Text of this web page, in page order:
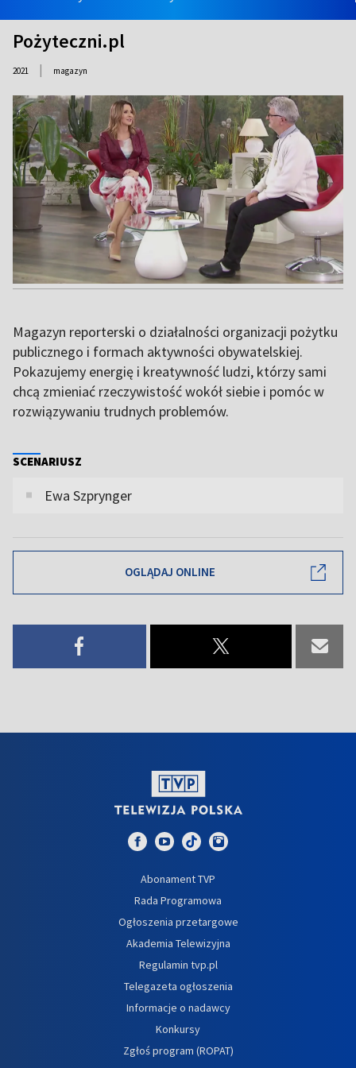
Pożyteczni.pl
2021 | magazyn
Magazyn reporterski o działalności organizacji pożytku
publicznego i formach aktywności obywatelskiej.
Pokazujemy energię i kreatywność ludzi, którzy sami
chcą zmieniać rzeczywistość wokół siebie i pomóc w
rozwiązywaniu trudnych problemów.
SCENARIUSZ
Ewa Szprynger
OGLĄDAJ ONLINE
Abonament TVP
Rada Programowa
Ogłoszenia przetargowe
Akademia Telewizyjna
Regulamin tvp.pl
Telegazeta ogłoszenia
Informacje o nadawcy
Konkursy
Zgłoś program (ROPAT)